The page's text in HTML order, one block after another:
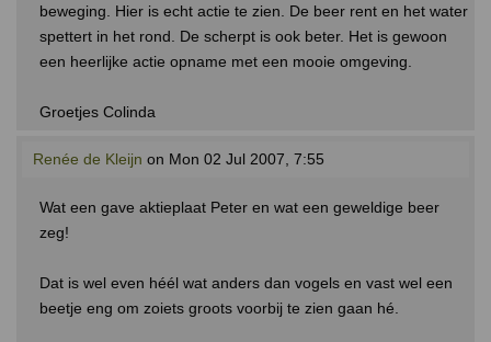
beweging. Hier is echt actie te zien. De beer rent en het water
spettert in het rond. De scherpt is ook beter. Het is gewoon
een heerlijke actie opname met een mooie omgeving.
Groetjes Colinda
Renée de Kleijn on Mon 02 Jul 2007, 7:55
Wat een gave aktieplaat Peter en wat een geweldige beer
zeg!
Dat is wel even héél wat anders dan vogels en vast wel een
beetje eng om zoiets groots voorbij te zien gaan hé.